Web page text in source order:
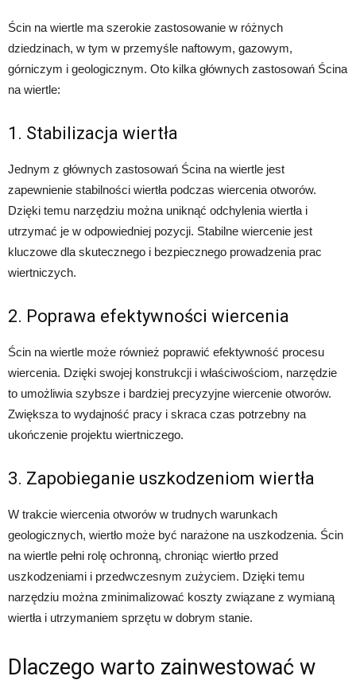
Ścin na wiertle ma szerokie zastosowanie w różnych
dziedzinach, w tym w przemyśle naftowym, gazowym,
górniczym i geologicznym. Oto kilka głównych zastosowań Ścina
na wiertle:
1. Stabilizacja wiertła
Jednym z głównych zastosowań Ścina na wiertle jest
zapewnienie stabilności wiertła podczas wiercenia otworów.
Dzięki temu narzędziu można uniknąć odchylenia wiertła i
utrzymać je w odpowiedniej pozycji. Stabilne wiercenie jest
kluczowe dla skutecznego i bezpiecznego prowadzenia prac
wiertniczych.
2. Poprawa efektywności wiercenia
Ścin na wiertle może również poprawić efektywność procesu
wiercenia. Dzięki swojej konstrukcji i właściwościom, narzędzie
to umożliwia szybsze i bardziej precyzyjne wiercenie otworów.
Zwiększa to wydajność pracy i skraca czas potrzebny na
ukończenie projektu wiertniczego.
3. Zapobieganie uszkodzeniom wiertła
W trakcie wiercenia otworów w trudnych warunkach
geologicznych, wiertło może być narażone na uszkodzenia. Ścin
na wiertle pełni rolę ochronną, chroniąc wiertło przed
uszkodzeniami i przedwczesnym zużyciem. Dzięki temu
narzędziu można zminimalizować koszty związane z wymianą
wiertła i utrzymaniem sprzętu w dobrym stanie.
Dlaczego warto zainwestować w